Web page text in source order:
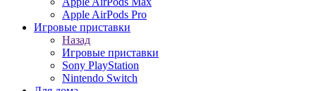
Apple AirPods Pro
Игровые приставки
Назад
Игровые приставки
Sony PlayStation
Nintendo Switch